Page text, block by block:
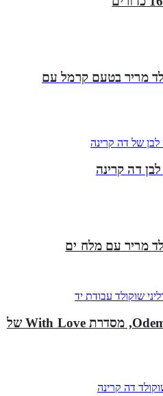
מריר בטעם קרמל עם
דה קרינה
מריר עם מלח ים
7 פרלינים Odem, מסדרת With Love של